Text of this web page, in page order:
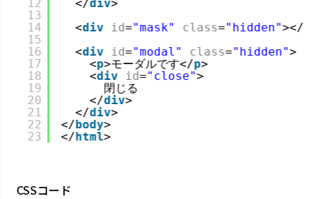
12
13
14
15
16
17
18
19
20
21
22
23
</div>
<div id="mask" class="hidden"></
<div id="modal" class="hidden">
<p>モーダルです</p>
<div id="close">
閉じる
</div>
</div>
</body>
</html>
CSSコード